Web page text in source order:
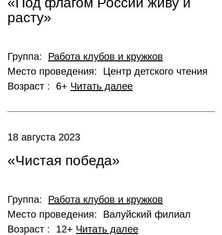
расту»
Группа: Работа клубов и кружков
Место проведения: Центр детского чтения
Возраст : 6+ Читать далее
18 августа 2023
«Чистая победа»
Группа: Работа клубов и кружков
Место проведения: Валуйский филиал
Возраст : 12+ Читать далее